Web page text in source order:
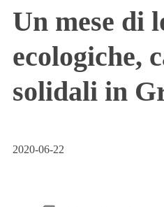
Un mese di
ecologiche,
solidali in
2020-06-22